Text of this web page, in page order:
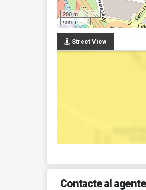
200 m
500 ft
Street View
Contacte al agente